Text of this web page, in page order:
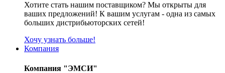
Хотите стать нашим поставщиком? Мы открыты для
ваших предложений! К вашим услугам - одна из самых
больших дистрибьюторских сетей!
Хочу узнать больше!
Компания
Компания "ЭМСИ"